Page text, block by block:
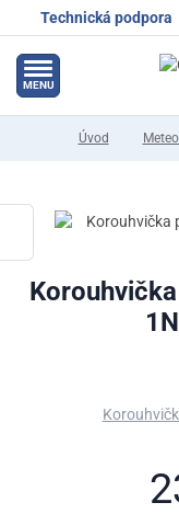
Technická podpora
MENU
Úvod
Korouhvička